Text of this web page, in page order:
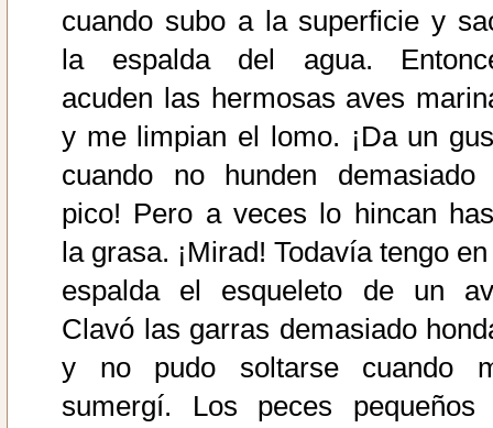
cuando subo a la superficie y
la espalda del agua.
acuden las hermosas aves
y me limpian el lomo. ¡Da un
cuando no hunden demasiado
pico! Pero a veces lo hincan
la grasa. ¡Mirad! Todavía tengo
espalda el esqueleto de un
Clavó las garras demasiado
y no pudo soltarse cuando
sumergí. Los peces pequeños